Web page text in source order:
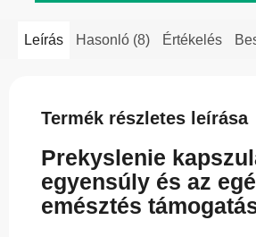
Leírás Hasonló (8) Értékelés
Termék részletes leírása
Prekyslenie
egyensúly és az
emésztés